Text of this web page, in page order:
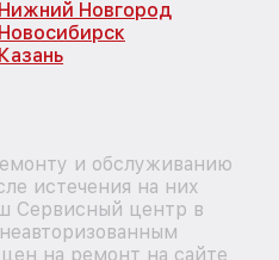
Новгород
и обслуживанию
истечения на них
Сервисный центр в
на ремонт на сайте